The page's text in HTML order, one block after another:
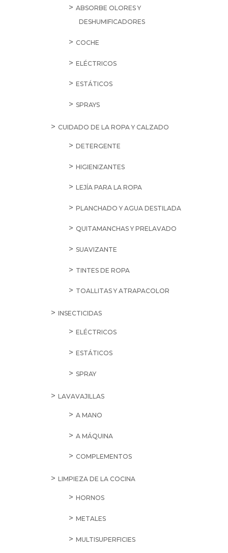
ABSORBE OLORES Y
DESHUMIFICADORES
COCHE
ELÉCTRICOS
ESTÁTICOS
SPRAYS
CUIDADO DE LA ROPA Y CALZADO
DETERGENTE
HIGIENIZANTES
LEJÍA PARA LA ROPA
PLANCHADO Y AGUA DESTILADA
QUITAMANCHAS Y PRELAVADO
SUAVIZANTE
TINTES DE ROPA
TOALLITAS Y ATRAPACOLOR
INSECTICIDAS
ELÉCTRICOS
ESTÁTICOS
SPRAY
LAVAVAJILLAS
A MANO
A MÁQUINA
COMPLEMENTOS
LIMPIEZA DE LA COCINA
HORNOS
METALES
MULTISUPERFICIES